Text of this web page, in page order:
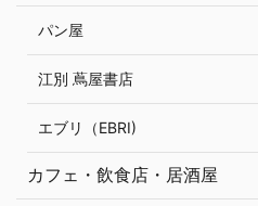
パン屋
江別 蔦屋書店
エブリ（EBRI)
カフェ・飲食店・居酒屋